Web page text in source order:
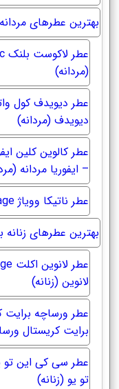
بهترین عطرهای
(مردانه)
دیویدف (مردانه)
– ایفوریا مردانه
عطر ناتیکا وویاژ Nautica Voyage – ناتیکا وویج (مردانه)
بهترین عطرهای زنانه
لانوین (زنانه)
برایت کریستال
تو یو (زنانه)